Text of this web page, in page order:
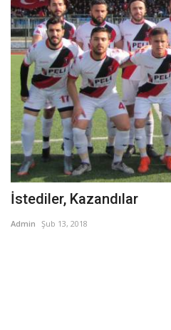
İstediler, Kazandılar
Admin Şub 13, 2018